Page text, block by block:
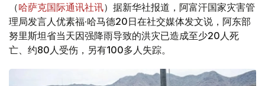
（哈萨克国际通讯社讯）据新华社报道，阿富汗国家灾害管
理局发言人优素福·哈马德20日在社交媒体发文说，阿东部
努里斯坦省当天因强降雨导致的洪灾已造成至少20人死
亡、约80人受伤，另有100多人失踪。